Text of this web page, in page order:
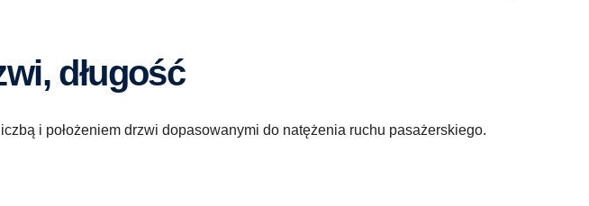
długość
i położeniem drzwi dopasowanymi do natężenia ruchu pasażerskiego.